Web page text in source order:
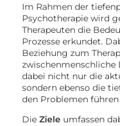
Im Rahmen der
Psychotherapie wird
Therapeuten die
Prozesse erkundet.
Beziehung zum
zwischenmenschliche
dabei nicht nur die
sondern ebenso die
den Problemen führen
Die Zieleumfassen